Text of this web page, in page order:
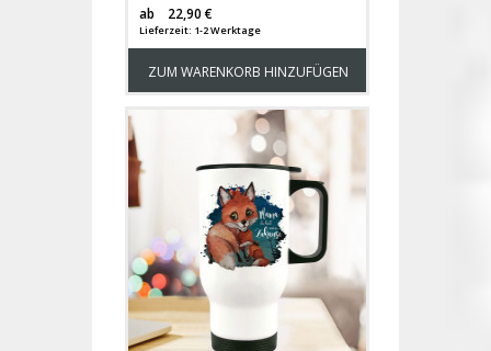
ab
22,90 €
Lieferzeit: 1-2 Werktage
ZUM WARENKORB HINZUFÜGEN